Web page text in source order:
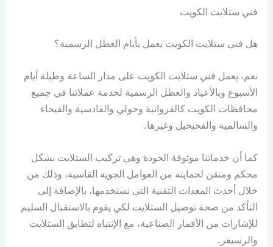
فني ستلايت الكويت
هل فني ستلايت الكويت يعمل بأيام العطل الرسمية؟
نعم، يعمل فني ستلايت الكويت على مدار الساعة وطيلة أيام
الأسبوع وبالأعياد والعطل الرسمية لخدمة عملائنا في جميع
محافظات الكويت كالفروانية وحولي والقادسية والفيحاء
والسالمية والفحيحيل وغيرها.
كما أن خدماتنا موثوقة الجودة وهي تركيب الستلايت بشكل
محكم ومتقن لحمايته من العوامل الجوية القاسية، وذلك من
خلال أحدث المعدات التقنية التي نستخدمها، بالإضافة إلى
التأكد من صحة توصيل الستلايت لكي يقوم بالاستقبال السليم
للإشارات من الأقمار الصناعية، مع الإنتباه لتطابق الستلايت
والرسيفر.